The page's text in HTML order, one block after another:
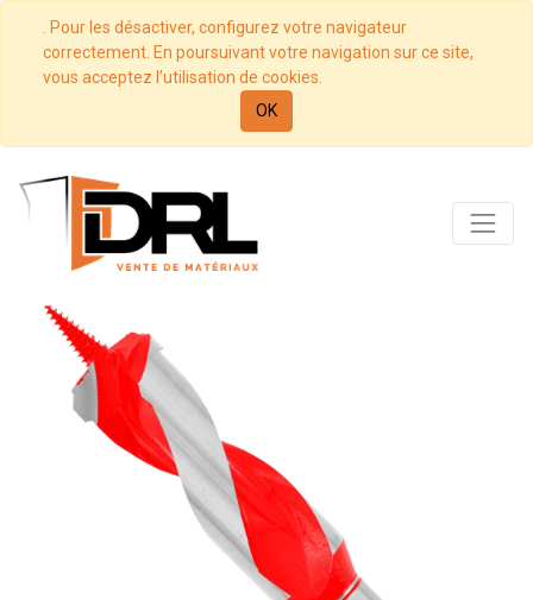
. Pour les désactiver, configurez votre navigateur
correctement. En poursuivant votre navigation sur ce site,
vous acceptez l’utilisation de cookies.
OK